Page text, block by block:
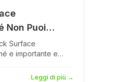
Non Puoi
Vedi
Surface
e importante e
processo EASM,
Leggi di più →